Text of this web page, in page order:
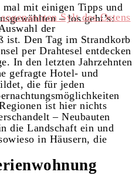
mal mit einigen Tipps und
– los geht’s:
Sylt des Ostens
der
ist. Den Tag im Strandkorb
per Drahtesel entdecken
In den letzten Jahrzehnten
gefragte Hotel- und
die für jeden
ist hier nichts
– Neubauten
die Landschaft ein und
in Häusern, die